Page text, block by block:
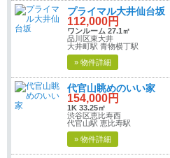
プライマル大井仙台坂
112,000円
ワンルーム 27.1㎡
品川区東大井
大井町駅 青物横丁駅
» 物件詳細
代官山眺めのいい家
154,000円
1K 33.25㎡
渋谷区恵比寿西
代官山駅 恵比寿駅
» 物件詳細